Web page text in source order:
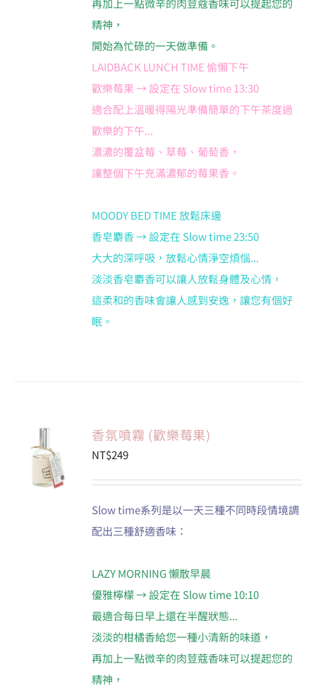
再加上一點微辛的肉荳蔻香味可以提起您的
精神，
開始為忙碌的一天做準備。
LAIDBACK LUNCH TIME 偷懶下午
歡樂莓果 → 設定在 Slow time 13:30
適合配上溫暖得陽光準備簡單的下午茶度過
歡樂的下午...
濃濃的覆盆莓、草莓、葡萄香，
讓整個下午充滿濃郁的莓果香。
MOODY BED TIME 放鬆床邊
香皂麝香 → 設定在 Slow time 23:50
大大的深呼吸，放鬆心情淨空煩惱...
淡淡香皂麝香可以讓人放鬆身體及心情，
這柔和的香味會讓人感到安逸，讓您有個好
眠。
加入購
物車
詳
情
香氛噴霧 (歡樂莓果)
NT$249
Slow time系列是以一天三種不同時段情境調
配出三種舒適香味：
LAZY MORNING 懶散早晨
優雅檸檬 → 設定在 Slow time 10:10
最適合每日早上還在半醒狀態...
淡淡的柑橘香給您一種小清新的味道，
再加上一點微辛的肉荳蔻香味可以提起您的
精神，